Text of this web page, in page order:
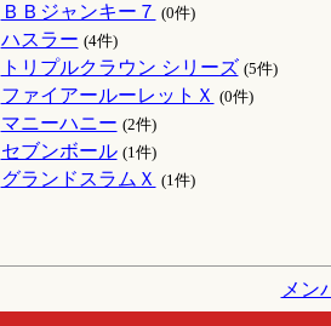
ＢＢジャンキー７ (0件)
ハスラー (4件)
トリプルクラウン シリーズ (5件)
ファイアールーレットＸ (0件)
マニーハニー (2件)
セブンボール (1件)
グランドスラムＸ (1件)
メン